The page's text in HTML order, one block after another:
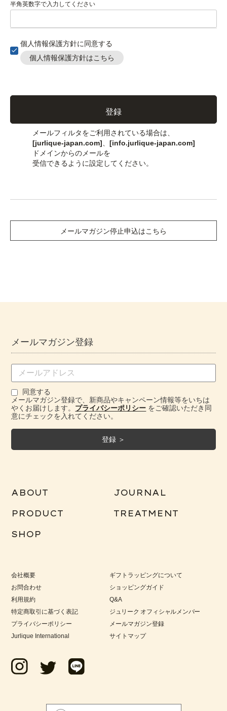
須)
個人情報保護方針に同意する
個人情報保護方針はこちら
登録
メールフィルタをご利用されている場合は、
[jurlique-japan.com]
[info.jurlique-japan.com]
ドメインからのメールを
受信できるように設定してください。
メールマガジン停止申込はこちら
メールマガジン登録
同意する
メールマガジン登録で、新商品やキャンペーン情報等をいちは
やくお届けします。 プライバシーポリシー をご確認いただき同
意にチェックを入れてください。
ABOUT JOURNAL
PRODUCT TREATMENT
SHOP
会社概要
お問合わせ
利用規約
特定商取引に基づく表記
プライバシーポリシー
Jurlique International
ギフトラッピングについて
ショッピングガイド
Q&A
ジュリーク オフィシャルメンバー
メールマガジン登録
サイトマップ